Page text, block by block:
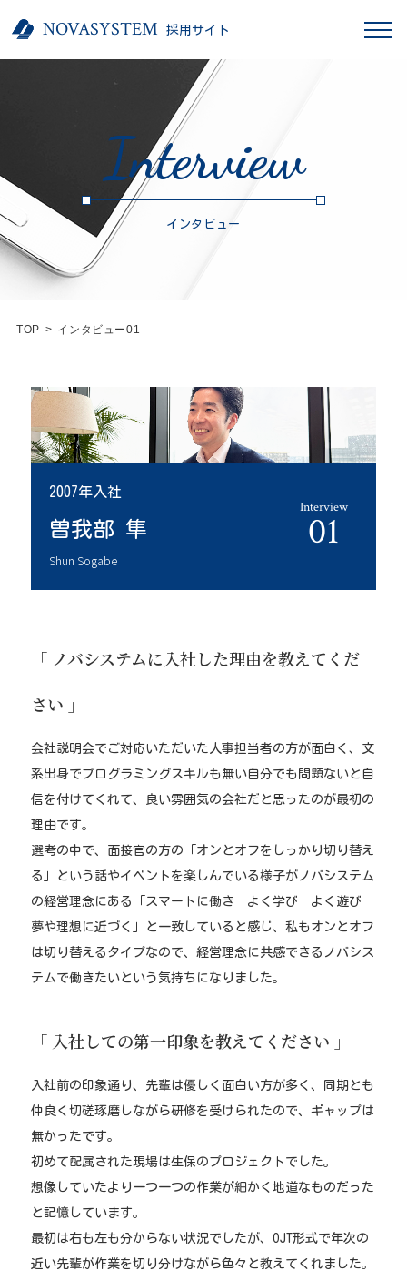
NOVASYSTEM 採用サイト
Interview
インタビュー
TOP > インタビュー01
2007年入社
曽我部 隼
Shun Sogabe
Interview
01
「 ノバシステムに入社した理由を教えてくだ
さい 」
会社説明会でご対応いただいた人事担当者の方が面白く、文
系出身でプログラミングスキルも無い自分でも問題ないと自
信を付けてくれて、良い雰囲気の会社だと思ったのが最初の
理由です。
選考の中で、面接官の方の「オンとオフをしっかり切り替え
る」という話やイベントを楽しんでいる様子がノバシステム
の経営理念にある「スマートに働き よく学び よく遊び
夢や理想に近づく」と一致していると感じ、私もオンとオフ
は切り替えるタイプなので、経営理念に共感できるノバシス
テムで働きたいという気持ちになりました。
「 入社しての第一印象を教えてください 」
入社前の印象通り、先輩は優しく面白い方が多く、同期とも
仲良く切磋琢磨しながら研修を受けられたので、ギャップは
無かったです。
初めて配属された現場は生保のプロジェクトでした。
想像していたより一つ一つの作業が細かく地道なものだった
と記憶しています。
最初は右も左も分からない状況でしたが、OJT形式で年次の
近い先輩が作業を切り分けながら色々と教えてくれました。